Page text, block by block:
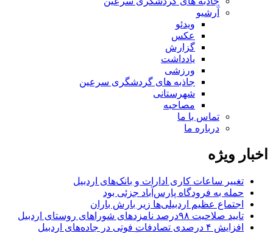
آرشیو
ویدئو
عکس
گزارش
یادداشت
ورزشی
جاذبه های گردشگری سرعین
شهرستانی
مصاحبه
تماس با ما
درباره ما
اخبار ویژه
تغییر ساعات کاری ادارات و بانک‌های اردبیل
حمله به فرودگاه پارس‌‌آباد جزئی بود
اجتماع عظیم اردبیلی‌ها زیر بارش باران
تایید صلاحیت ۹۸درصد نامزدهای شوراهای روستای اردبیل
افزایش ۴ درصدی تصادفات فوتی در جاده‌های اردبیل